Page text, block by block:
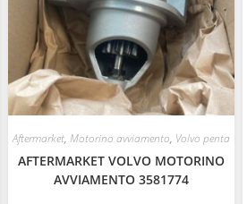
Aftermarket,Motorino avviamento, Volvo penta
AFTERMARKET VOLVO MOTORINO
AVVIAMENTO 3581774